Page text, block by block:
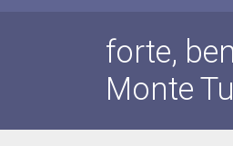
forte,
Monte